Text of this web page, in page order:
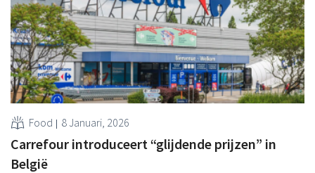
Food 8 Januari, 2026
Carrefour introduceert “glijdende prijzen” in
België